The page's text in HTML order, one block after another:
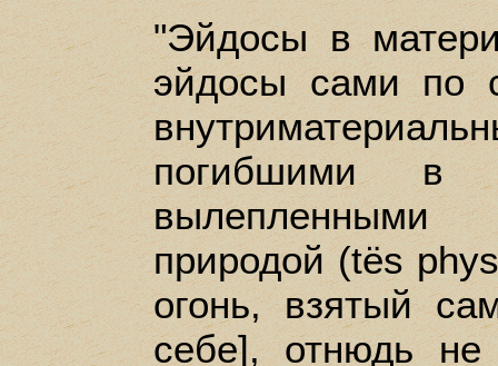
"Эйдосы в
эйдосы сами по
погибшими в
природой (tёs
огонь, взятый
себе], отнюдь